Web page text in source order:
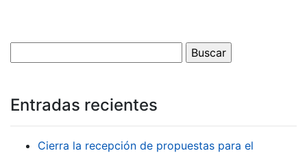
Entradas recientes
Cierra la recepción de propuestas para el